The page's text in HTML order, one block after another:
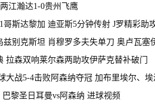
江瀚达1-0贵州飞鹰
哥斯达黎加 迪亚斯5分钟传射 J罗精彩助
兹别克斯坦 肖穆罗多夫失单刀 奥卢瓦塞
拉森双响莱尔森两助攻伊萨克替补破门
大战5-4击败阿森纳夺冠 加布里埃尔、埃
黎圣日耳曼vs阿森纳 进球视频